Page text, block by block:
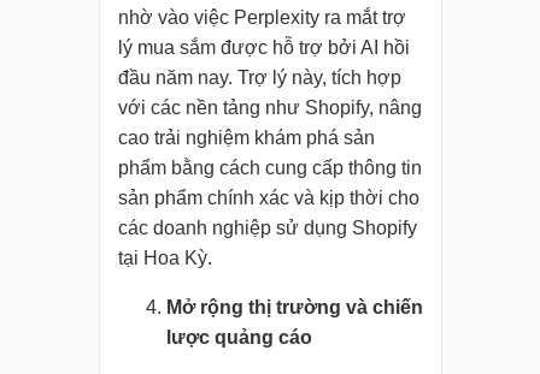
nhờ vào việc Perplexity ra mắt trợ
lý mua sắm được hỗ trợ bởi AI hồi
đầu năm nay. Trợ lý này, tích hợp
với các nền tảng như Shopify, nâng
cao trải nghiệm khám phá sản
phẩm bằng cách cung cấp thông tin
sản phẩm chính xác và kịp thời cho
các doanh nghiệp sử dụng Shopify
tại Hoa Kỳ.
Mở rộng thị trường và chiến
lược quảng cáo